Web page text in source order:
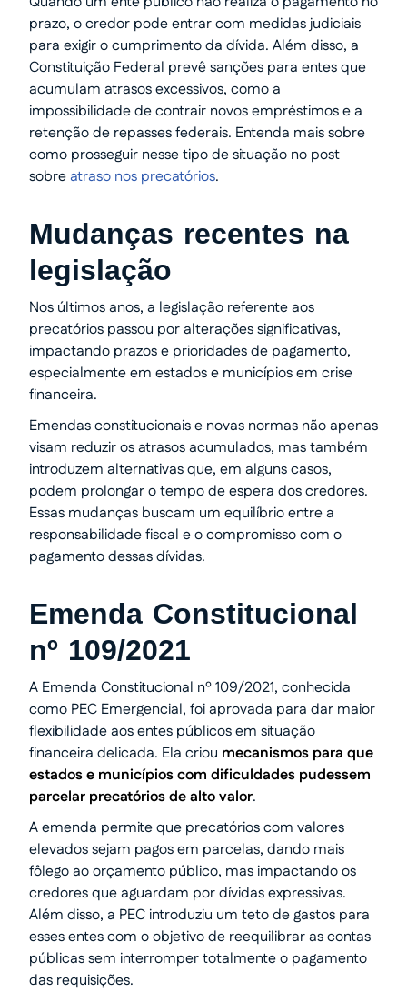
prazo, o credor pode entrar com medidas judiciais
para exigir o cumprimento da dívida. Além disso, a
Constituição Federal prevê sanções para entes que
acumulam atrasos excessivos, como a
impossibilidade de contrair novos empréstimos e a
retenção de repasses federais. Entenda mais sobre
como prosseguir nesse tipo de situação no post
sobreatraso nos precatórios.
Mudanças recentes na
legislação
Nos últimos anos, a legislação referente aos
precatórios passou por alterações significativas,
impactando prazos e prioridades de pagamento,
especialmente em estados e municípios em crise
financeira.
Emendas constitucionais e novas normas não apenas
visam reduzir os atrasos acumulados, mas também
introduzem alternativas que, em alguns casos,
podem prolongar o tempo de espera dos credores.
Essas mudanças buscam um equilíbrio entre a
responsabilidade fiscal e o compromisso com o
pagamento dessas dívidas.
Emenda Constitucional
nº 109/2021
A Emenda Constitucional nº 109/2021, conhecida
como PEC Emergencial, foi aprovada para dar maior
flexibilidade aos entes públicos em situação
financeira delicada. Ela criou mecanismos para que
estados e municípios com dificuldades pudessem
parcelar precatórios de alto valor.
A emenda permite que precatórios com valores
elevados sejam pagos em parcelas, dando mais
fôlego ao orçamento público, mas impactando os
credores que aguardam por dívidas expressivas.
Além disso, a PEC introduziu um teto de gastos para
esses entes com o objetivo de reequilibrar as contas
públicas sem interromper totalmente o pagamento
das requisições.